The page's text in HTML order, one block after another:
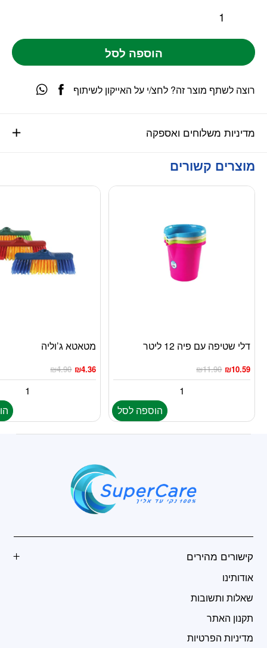
הוספה לסל
מדיניות משלוחים ואספקה
רוצה לשתף מוצר זה? לחצ/י על האייקון לשיתוף
מוצרים קשורים
דלי שטיפה עם פיה 12 ליטר
₪11.90 ₪10.59
הוספה לסל
מטאטא ג’וליה
₪4.90 ₪4.36
קישורים מהירים
אודותינו
שאלות ותשובות
תקנון האתר
מדיניות הפרטיות